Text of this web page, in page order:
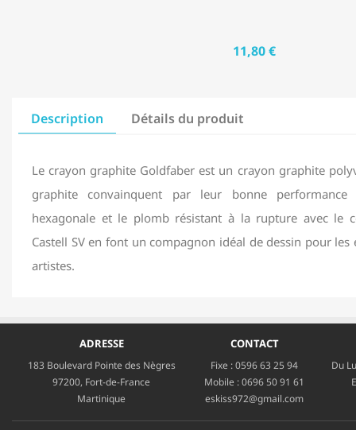
11,80 €
Description Détails du produit
Le crayon graphite Goldfaber est un crayon graphite
graphite convainquent par leur bonne
hexagonale et le plomb résistant à la rupture avec le
Castell SV en font un compagnon idéal de dessin pour les
artistes.
ADRESSE
183 Boulevard Pointe des Nègres
97200, Fort-de-France
Martinique
CONTACT
Fixe :0596 63 25 94
Mobile :0696 50 91 61
eskiss972@gmail.com
Du